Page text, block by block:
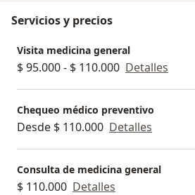
Servicios y precios
Visita medicina general
$ 95.000 - $ 110.000 Detalles
Chequeo médico preventivo
Desde $ 110.000 Detalles
Consulta de medicina general
$ 110.000 Detalles